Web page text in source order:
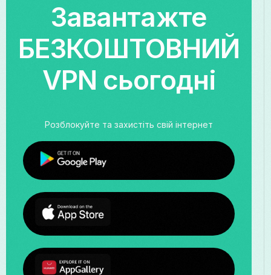
Завантажте
БЕЗКОШТОВНИЙ
VPN сьогодні
Розблокуйте та захистіть свій інтернет